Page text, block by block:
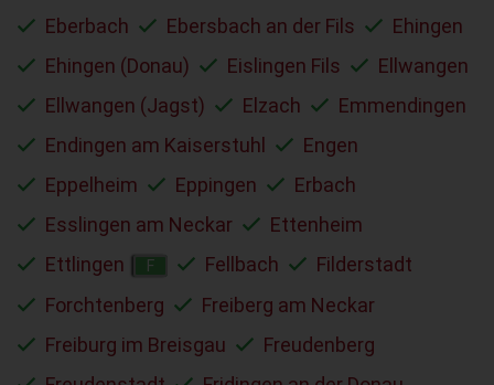
Eberbach Ebersbach an der Fils
Ehingen
Ehingen (Donau)
Eislingen Fils
Ellwangen
Ellwangen (Jagst)
Elzach
Emmendingen
Endingen am Kaiserstuhl
Engen
Eppelheim
Eppingen
Erbach
Esslingen am Neckar
Ettenheim
Ettlingen
F Fellbach
Filderstadt
Forchtenberg
Freiberg am Neckar
Freiburg im Breisgau
Freudenberg